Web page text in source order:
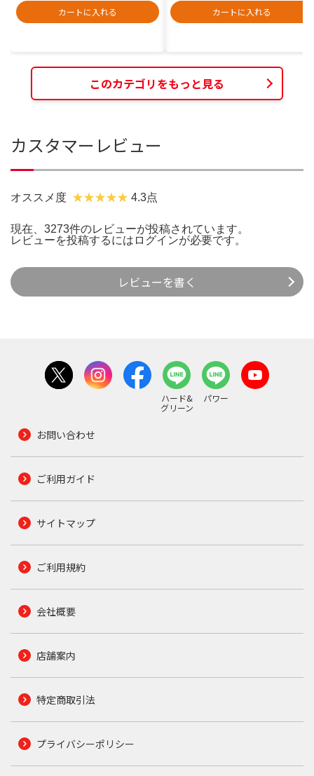
カートに入れる
カートに入れる
このカテゴリをもっと見る
カスタマーレビュー
オススメ度 4.3点
現在、3273件のレビューが投稿されています。
レビューを投稿するには ログインが必要です。
レビューを書く
ハード&
グリーン
パワー
お問い合わせ
ご利用ガイド
サイトマップ
ご利用規約
会社概要
店舗案内
特定商取引法
プライバシーポリシー